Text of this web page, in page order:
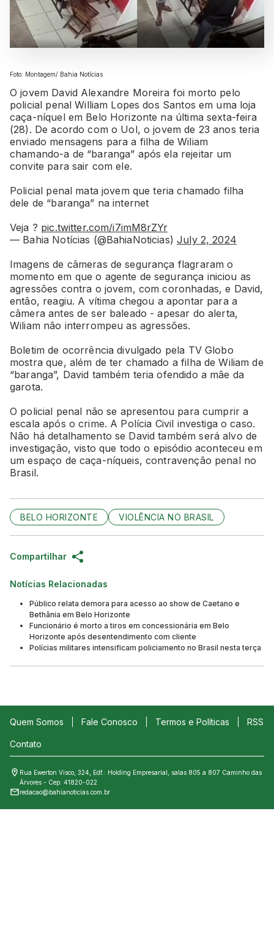
Foto: Montagem/ Bahia Notícias
O jovem David Alexandre Moreira foi morto pelo
policial penal William Lopes dos Santos em uma loja
caça-níquel em Belo Horizonte na última sexta-feira
(28). De acordo com o Uol, o jovem de 23 anos teria
enviado mensagens para a filha de Wiliam
chamando-a de “baranga” após ela rejeitar um
convite para sair com ele.
Policial penal mata jovem que teria chamado filha
dele de “baranga” na internet
Veja ? pic.twitter.com/i7imM8rZYr
— Bahia Notícias (@BahiaNoticias)July 2, 2024
Imagens de câmeras de segurança flagraram o
momento em que o agente de segurança iniciou as
agressões contra o jovem, com coronhadas, e David,
então, reagiu. A vítima chegou a apontar para a
câmera antes de ser baleado - apesar do alerta,
Wiliam não interrompeu as agressões.
Boletim de ocorrência divulgado pela TV Globo
mostra que, além de ter chamado a filha de Wiliam de
“baranga”, David também teria ofendido a mãe da
garota.
O policial penal não se apresentou para cumprir a
escala após o crime. A Polícia Civil investiga o caso.
Não há detalhamento se David também será alvo de
investigação, visto que todo o episódio aconteceu em
um espaço de caça-níqueis, contravenção penal no
Brasil.
BELO HORIZONTE VIOLÊNCIA NO BRASIL
Compartilhar
Notícias Relacionadas
Público relata demora para acesso ao show de Caetano e
Bethânia em Belo Horizonte
Funcionário é morto a tiros em concessionária em Belo
Horizonte após desentendimento com cliente
Polícias militares intensificam policiamento no Brasil nesta terça
Quem Somos Fale Conosco Termos e Políticas RSS
Contato
Rua Ewerton Visco, 324, Edf.: Holding Empresarial, salas 805 a 807 Caminho das
Árvores - Cep: 41820-022
redacao@bahianoticias.com.br